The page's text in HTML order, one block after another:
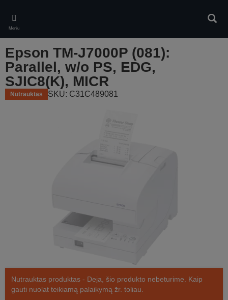
main
content
Meniu
Epson TM-J7000P (081):
Parallel, w/o PS, EDG,
SJIC8(K), MICR
Nutrauktas SKU: C31C489081
Nutrauktas produktas - Deja, šio produkto nebeturime. Kaip
gauti nuolat teikiamą palaikymą žr. toliau.